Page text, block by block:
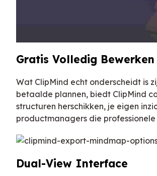
Gratis Volledig
Wat ClipMind echt onderscheidt is
betaalde plannen, biedt ClipMind
structuren herschikken, je eigen
productmanagers die
Dual-View Interface